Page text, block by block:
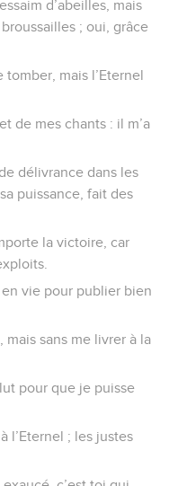
d’abeilles, mais
; oui, grâce
tomber, mais l’Eternel
de mes chants : il m’a
délivrance dans les
puissance, fait des
la victoire, car
vie pour publier bien
mais sans me livrer à la
pour que je puisse
l’Eternel ; les justes